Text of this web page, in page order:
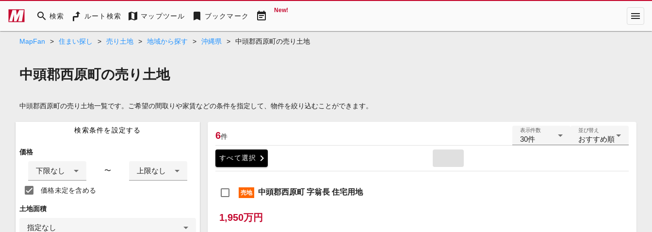
search 検索 ルート検索 map マップツール bookmark ブックマーク event_note New! menu
MapFan > 住まい探し > 売り土地 > 地域から探す > 沖縄県 > 中頭郡西原町の売り土地
中頭郡西原町の売り土地
中頭郡西原町の売り土地一覧です。ご希望の間取りや家賃などの条件を指定して、物件を絞り込むことができます。
検索条件を設定する
価格
下限なし 〜 上限なし
価格未定を含める
土地面積
指定なし
6件
表示件数
30件
並び替え
おすすめ順
すべて選択 chevron_right
売地 中頭郡西原町 字翁長 住宅用地
1,950万円